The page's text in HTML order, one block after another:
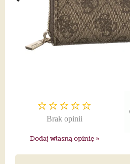
Brak opinii
Dodaj własną opinię »